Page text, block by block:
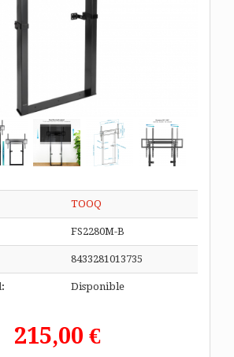
TOOQ
FS2280M-B
8433281013735
Disponible
215,00 €